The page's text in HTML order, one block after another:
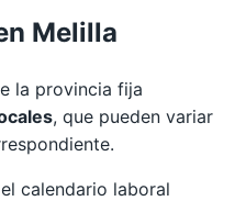
Melilla
la provincia fija
, que pueden variar
calendario laboral